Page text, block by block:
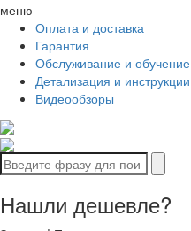
меню
Оплата и доставка
Гарантия
Обслуживание и обучение
Детализация и инструкции
Видеообзоры
Нашли дешевле?